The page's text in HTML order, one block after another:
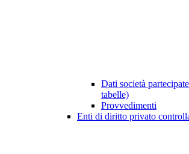
Dati società
tabelle)
Provvedimenti
Enti di diritto privato